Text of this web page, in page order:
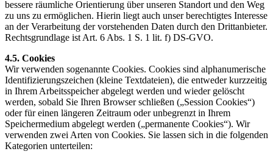
bessere räumliche Orientierung über unseren Standort und den Weg
zu uns zu ermöglichen. Hierin liegt auch unser berechtigtes Interesse
an der Verarbeitung der vorstehenden Daten durch den Drittanbieter.
Rechtsgrundlage ist Art. 6 Abs. 1 S. 1 lit. f) DS-GVO.
4.5. Cookies
Wir verwenden sogenannte Cookies. Cookies sind alphanumerische
Identifizierungszeichen (kleine Textdateien), die entweder kurzzeitig
in Ihrem Arbeitsspeicher abgelegt werden und wieder gelöscht
werden, sobald Sie Ihren Browser schließen („Session Cookies“)
oder für einen längeren Zeitraum oder unbegrenzt in Ihrem
Speichermedium abgelegt werden („permanente Cookies“). Wir
verwenden zwei Arten von Cookies. Sie lassen sich in die folgenden
Kategorien unterteilen: